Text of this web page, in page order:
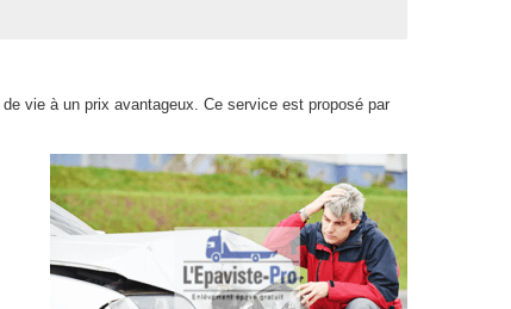
vie à un prix avantageux. Ce service est proposé par